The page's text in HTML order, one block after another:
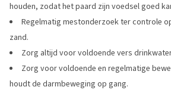
houden, zodat het paard zijn voedsel goed
Regelmatig mestonderzoek ter controle
zand.
Zorg altijd voor voldoende vers
Zorg voor voldoende en regelmatige
houdt de darmbeweging op gang.